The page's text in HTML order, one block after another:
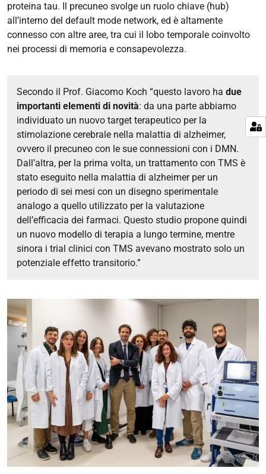
proteina tau. Il precuneo svolge un ruolo chiave (hub)
all’interno del default mode network, ed è altamente
connesso con altre aree, tra cui il lobo temporale coinvolto
nei processi di memoria e consapevolezza.
Secondo il Prof. Giacomo Koch “questo lavoro ha due
importanti elementi di novità: da una parte abbiamo
individuato un nuovo target terapeutico per la
stimolazione cerebrale nella malattia di alzheimer,
ovvero il precuneo con le sue connessioni con i DMN.
Dall’altra, per la prima volta, un trattamento con TMS è
stato eseguito nella malattia di alzheimer per un
periodo di sei mesi con un disegno sperimentale
analogo a quello utilizzato per la valutazione
dell’efficacia dei farmaci. Questo studio propone quindi
un nuovo modello di terapia a lungo termine, mentre
sinora i trial clinici con TMS avevano mostrato solo un
potenziale effetto transitorio.”